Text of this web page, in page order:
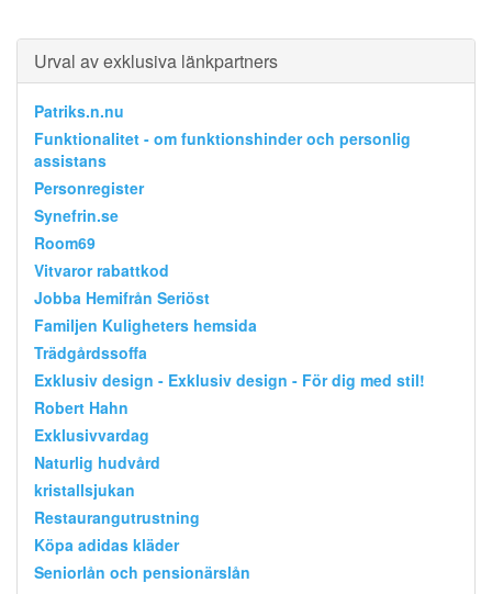
Urval av exklusiva länkpartners
Patriks.n.nu
Funktionalitet - om funktionshinder och personlig
assistans
Personregister
Synefrin.se
Room69
Vitvaror rabattkod
Jobba Hemifrån Seriöst
Familjen Kuligheters hemsida
Trädgårdssoffa
Exklusiv design - Exklusiv design - För dig med stil!
Robert Hahn
Exklusivvardag
Naturlig hudvård
kristallsjukan
Restaurangutrustning
Köpa adidas kläder
Seniorlån och pensionärslån